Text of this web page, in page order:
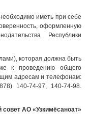
иметь при себе
оформленную
Республики
которая должна быть
к проведению общего
адресам и телефонам:
140-74-97, 140-74-98.
совет АО «Узкимёсаноат»